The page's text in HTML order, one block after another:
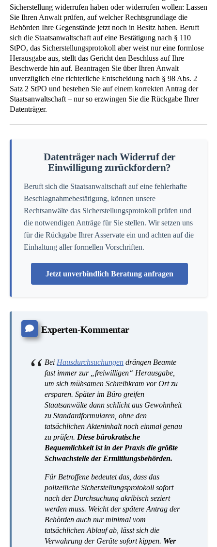
Sicherstellung widerrufen haben oder widerrufen wollen: Lassen
Sie Ihren Anwalt prüfen, auf welcher Rechtsgrundlage die
Behörden Ihre Gegenstände jetzt noch in Besitz haben. Beruft
sich die Staatsanwaltschaft auf eine Bestätigung nach § 110
StPO, das Sicherstellungsprotokoll aber weist nur eine formlose
Herausgabe aus, stellt das Gericht den Beschluss auf Ihre
Beschwerde hin auf. Beantragen Sie über Ihren Anwalt
unverzüglich eine richterliche Entscheidung nach § 98 Abs. 2
Satz 2 StPO und bestehen Sie auf einem korrekten Antrag der
Staatsanwaltschaft – nur so erzwingen Sie die Rückgabe Ihrer
Datenträger.
Datenträger nach Widerruf der
Einwilligung zurückfordern?
Beruft sich die Staatsanwaltschaft auf eine fehlerhafte
Beschlagnahmebestätigung, können unsere
Rechtsanwälte das Sicherstellungsprotokoll prüfen und
die notwendigen Anträge für Sie stellen. Wir setzen uns
für die Rückgabe Ihrer Asservate ein und achten auf die
Einhaltung aller formellen Vorschriften.
Jetzt unverbindlich Beratung anfragen
Experten-Kommentar
Bei Hausdurchsuchungen drängen Beamte
fast immer zur „freiwilligen“ Herausgabe,
um sich mühsamen Schreibkram vor Ort zu
ersparen. Später im Büro greifen
Staatsanwälte dann schlicht aus Gewohnheit
zu Standardformularen, ohne den
tatsächlichen Akteninhalt noch einmal genau
zu prüfen. Diese bürokratische
Bequemlichkeit ist in der Praxis die größte
Schwachstelle der Ermittlungsbehörden.
Für Betroffene bedeutet das, dass das
polizeiliche Sicherstellungsprotokoll sofort
nach der Durchsuchung akribisch seziert
werden muss. Weicht der spätere Antrag der
Behörden auch nur minimal vom
tatsächlichen Ablauf ab, lässt sich die
Verwahrung der Geräte sofort kippen. Wer